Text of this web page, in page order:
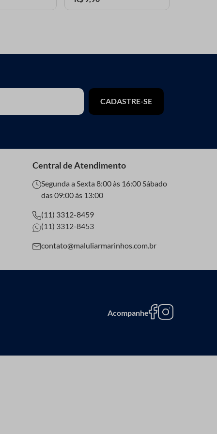
CADASTRE-SE
Central de Atendimento
Segunda a Sexta 8:00 às 16:00 Sábado
das 09:00 às 13:00
(11) 3312-8459
(11) 3312-8453
contato@maluliarmarinhos.com.br
Acompanhe